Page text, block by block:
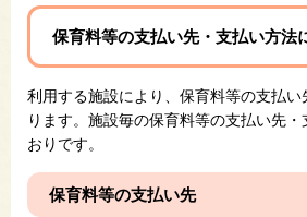
保育料等の支払い先・支払い方法
利用する施設により、保育料等の支払
ります。施設毎の保育料等の支払い先・
おりです。
​​保育料等の支払い先